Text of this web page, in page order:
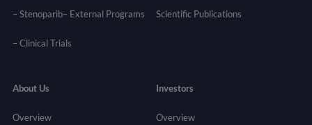
– Stenoparib– External Programs
–Clinical Trials
Scientific Publications
About Us
Overview
Investors
Overview